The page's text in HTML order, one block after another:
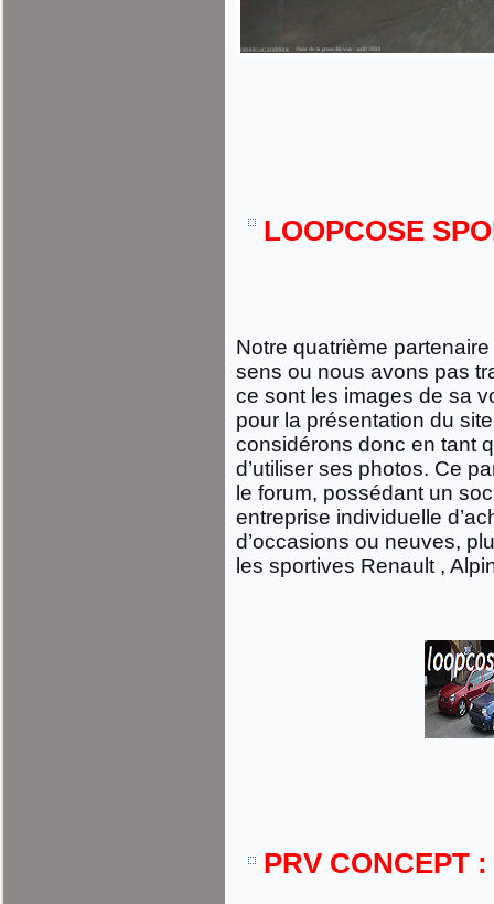
LOOPCOSE
Notre quatrième
sens ou nous avons pas
ce sont les images de sa
pour la présentation du
considérons donc en tant
d’utiliser ses photos. Ce
le forum, possédant un
entreprise individuelle
d’occasions ou neuves,
les sportives Renault ,
PRV CONCEPT :